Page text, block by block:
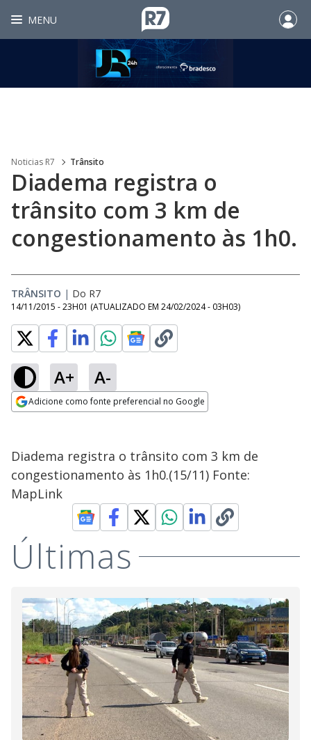
MENU
Noticias R7 Trânsito
Diadema registra o
trânsito com 3 km de
congestionamento às 1h0.
TRÂNSITO | Do R7
14/11/2015 - 23H01 (ATUALIZADO EM 24/02/2024 - 03H03)
A+ A-
Adicione como fonte preferencial no Google
Diadema registra o trânsito com 3 km de
congestionamento às 1h0.(15/11) Fonte:
MapLink
Últimas